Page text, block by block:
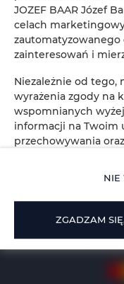
Regulamin
JOZEF BAAR Józef
celach
zainteresowań i
Niezależnie od tego,
wyrażenia zgody na
wspomnianych
informacji na Twoim
przechowywania
oraz jej partnerów,
zainteresowań i
kliknij: „NIE
informacji dowiesz
POLITYKA
NIE
ZGADZAM